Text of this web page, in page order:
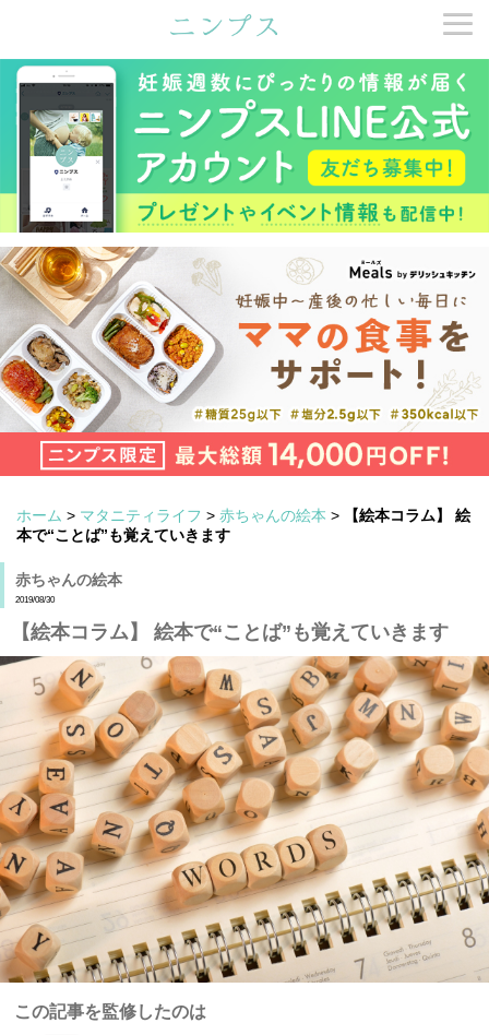
ホーム > マタニティライフ > 赤ちゃんの絵本 >
【絵本コラム】 絵
本で“ことば”も覚えていきます
赤ちゃんの絵本
2019/08/30
【絵本コラム】 絵本で“ことば”も覚えていきます
この記事を監修したのは